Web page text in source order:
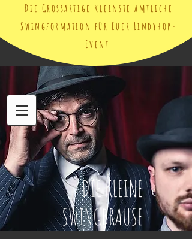
Die Grossartige kleinste amtliche
Swingformation für Euer Lindyhop-
Event
DIE KLEINE
SWINGBRAUSE